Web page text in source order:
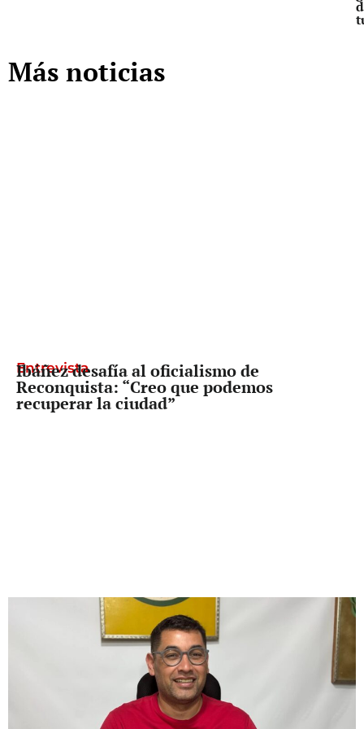
Más noticias
Entrevista
Ibáñez desafía al oficialismo de
Reconquista: “Creo que podemos
recuperar la ciudad”
La Corte dividida, pero con un mensaje
claro: el tope a las jubilaciones es